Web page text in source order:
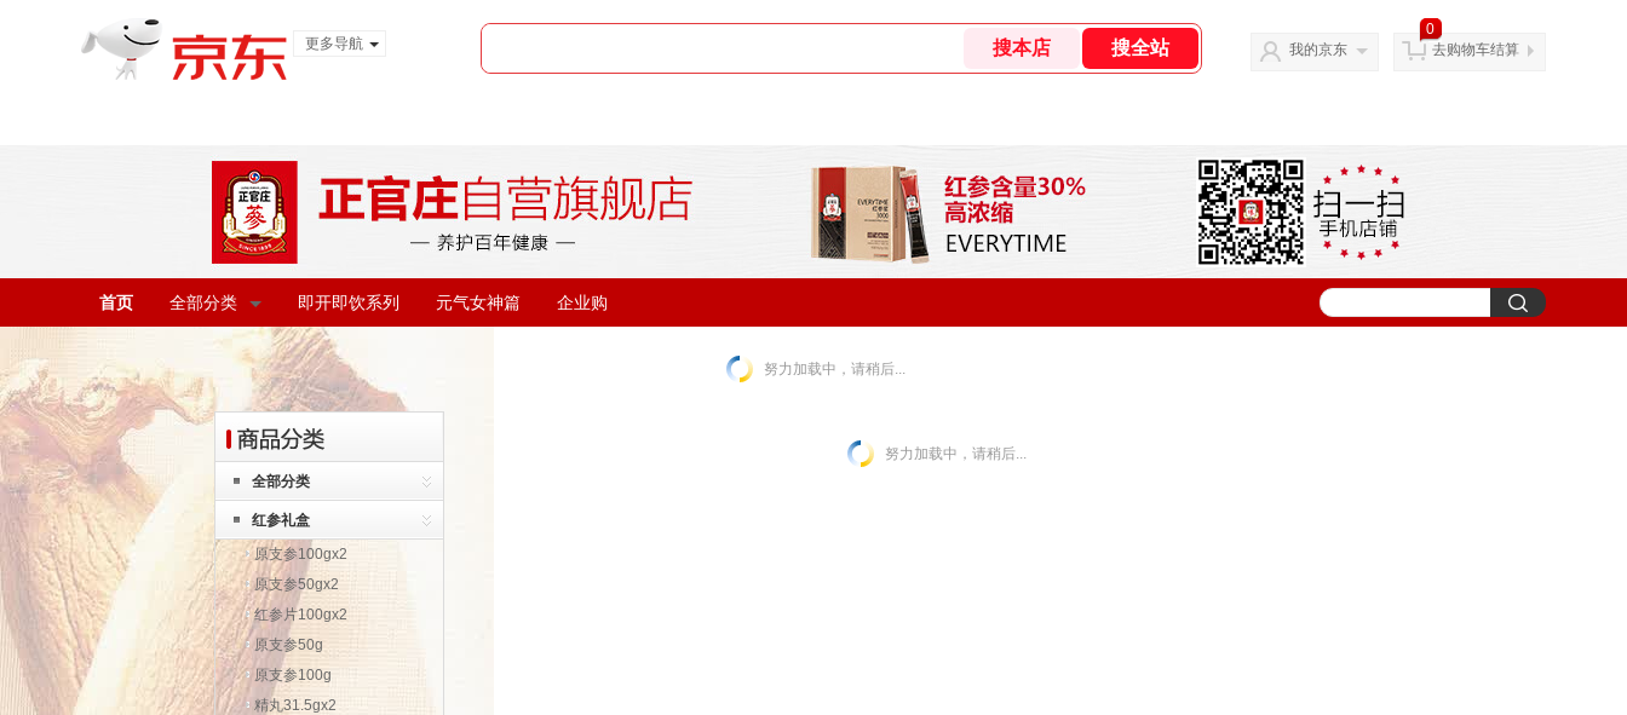
更多导航
我的京东
0
去购物车结算
首页 全部分类 即开即饮系列 元气女神篇 企业购
努力加载中，请稍后...
全部分类
红参礼盒
原支参100gx2
原支参50gx2
红参片100gx2
原支参50g
原支参100g
精丸31.5gx2
努力加载中，请稍后...